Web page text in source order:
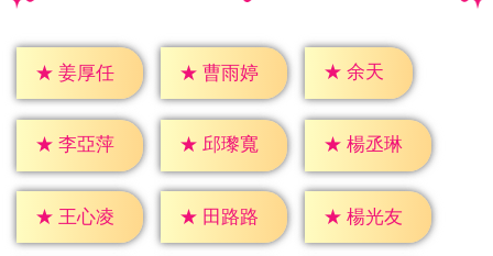
★ 姜厚任 ★ 曹雨婷 ★ 余天
★ 李亞萍 ★ 邱瓈寬 ★ 楊丞琳
★ 王心凌 ★ 田路路 ★ 楊光友